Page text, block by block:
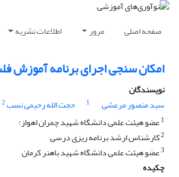
صفحه اصلی مرور اطلاعات نشریه
امکان سنجی اجرای برنامه آموزش
نویسندگان
سید منصور مرعشی
1 حجت الله رحیمی نسب2
1عضو هیئت علمی دانشگاه شهید چمران اهواز؛
2کارشناس ارشد برنامه ریزی درسی
3عضو هیئت علمی دانشگاه شهید باهنر کرمان
چکیده